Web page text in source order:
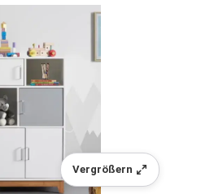
Vergrößern